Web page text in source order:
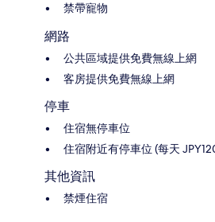
禁帶寵物
網路
公共區域提供免費無線上網
客房提供免費無線上網
停車
住宿無停車位
住宿附近有停車位 (每天
其他資訊
禁煙住宿